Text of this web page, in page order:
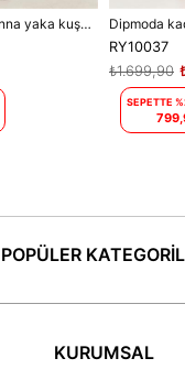
Dipmoda kadın madonna yaka kuşaklı desenli şifon elbise RY10037
RY10037
₺1.699,90
SEPETTE
POPÜLER
KURUMSAL